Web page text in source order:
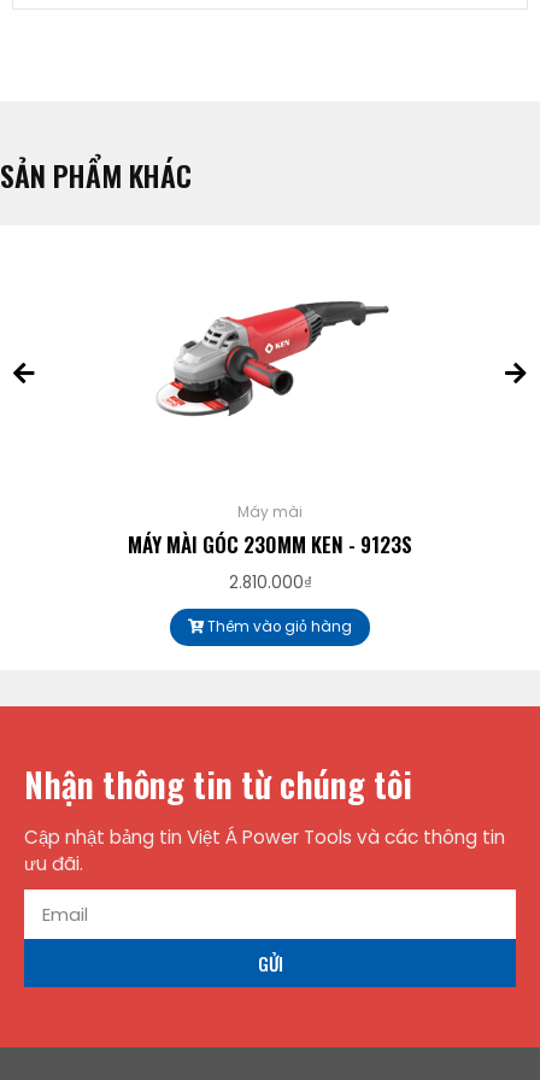
SẢN PHẨM KHÁC
Máy mài
MÁY MÀI GÓC 230MM KEN - 9123S
2.810.000₫
Thêm vào giỏ hàng
Nhận thông tin từ chúng tôi
Cập nhật bảng tin Việt Á Power Tools và các thông tin
ưu đãi.
GỬI